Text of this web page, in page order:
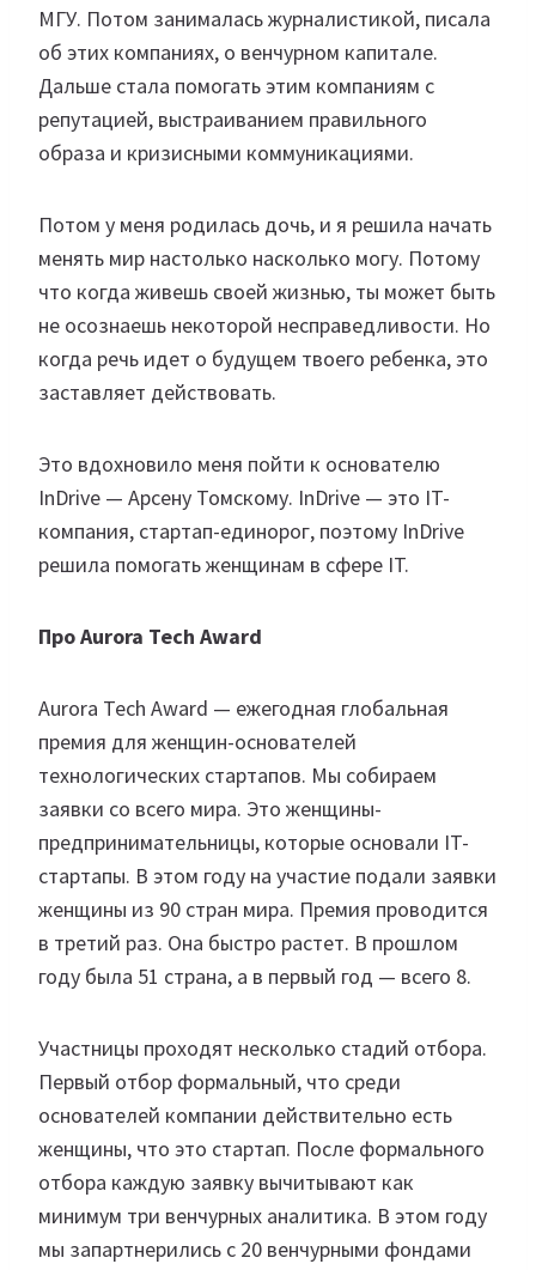
МГУ. Потом занималась журналистикой, писала
об этих компаниях, о венчурном капитале.
Дальше стала помогать этим компаниям с
репутацией, выстраиванием правильного
образа и кризисными коммуникациями.
Потом у меня родилась дочь, и я решила начать
менять мир настолько насколько могу. Потому
что когда живешь своей жизнью, ты может быть
не осознаешь некоторой несправедливости. Но
когда речь идет о будущем твоего ребенка, это
заставляет действовать.
Это вдохновило меня пойти к основателю
InDrive — Арсену Томскому. InDrive — это IT-
компания, стартап-единорог, поэтому InDrive
решила помогать женщинам в сфере IT.
Про Aurora Tech Award
Aurora Tech Award — ежегодная глобальная
премия для женщин-основателей
технологических стартапов. Мы собираем
заявки со всего мира. Это женщины-
предпринимательницы, которые основали IT-
стартапы. В этом году на участие подали заявки
женщины из 90 стран мира. Премия проводится
в третий раз. Она быстро растет. В прошлом
году была 51 страна, а в первый год — всего 8.
Участницы проходят несколько стадий отбора.
Первый отбор формальный, что среди
основателей компании действительно есть
женщины, что это стартап. После формального
отбора каждую заявку вычитывают как
минимум три венчурных аналитика. В этом году
мы запартнерились с 20 венчурными фондами